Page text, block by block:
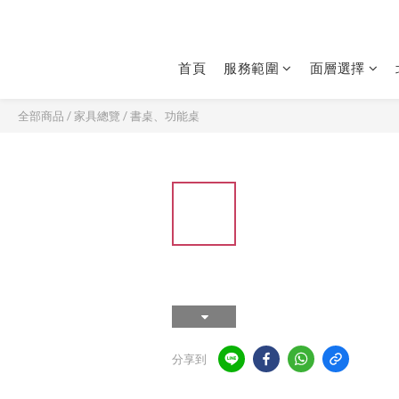
首頁 服務範圍 面層選擇
全部商品 /家具總覽 /書桌、功能桌
分享到